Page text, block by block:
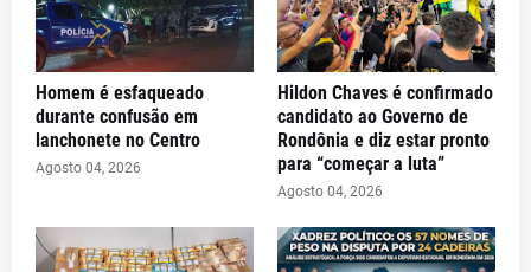
Homem é esfaqueado
durante confusão em
lanchonete no Centro
Agosto 04, 2026
Hildon Chaves é confirmado
candidato ao Governo de
Rondônia e diz estar pronto
para “começar a luta”
Agosto 04, 2026